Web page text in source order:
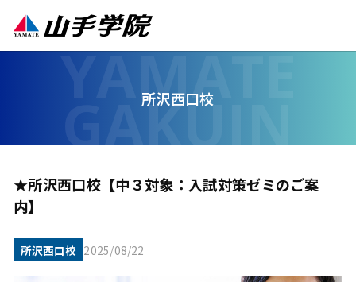
所沢西口校
★所沢西口校【中３対象：入試対策ゼミのご案
内】
所沢西口校 2025/08/22